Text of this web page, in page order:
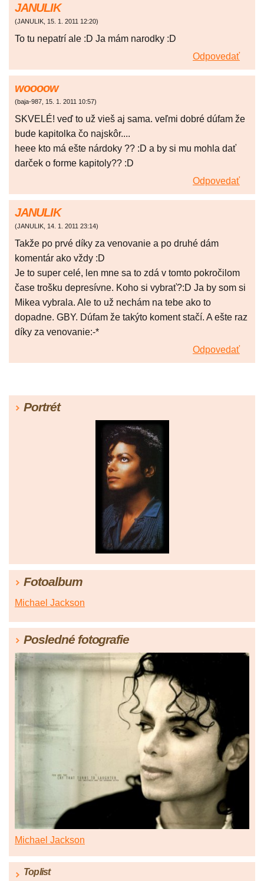
JANULIK
(JANULIK, 15. 1. 2011 12:20)
To tu nepatrí ale :D Ja mám narodky :D
Odpovedať
woooow
(baja-987, 15. 1. 2011 10:57)
SKVELÉ! veď to už vieš aj sama. veľmi dobré dúfam že
bude kapitolka čo najskôr....
heee kto má ešte nárdoky ?? :D a by si mu mohla dať
darček o forme kapitoly?? :D
Odpovedať
JANULIK
(JANULIK, 14. 1. 2011 23:14)
Takže po prvé díky za venovanie a po druhé dám
komentár ako vždy :D
Je to super celé, len mne sa to zdá v tomto pokročilom
čase trošku depresívne. Koho si vybrať?:D Ja by som si
Mikea vybrala. Ale to už nechám na tebe ako to
dopadne. GBY. Dúfam že takýto koment stačí. A ešte raz
díky za venovanie:-*
Odpovedať
Portrét
Fotoalbum
Michael Jackson
Posledné fotografie
Michael Jackson
Toplist